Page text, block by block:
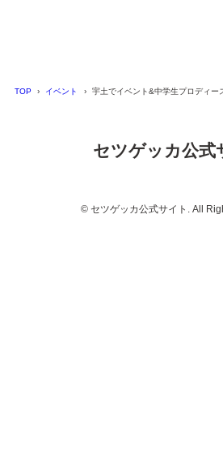
TOP イベント 宇土でイベント&中学生プロディー
セツゲッカ公式
© セツゲッカ公式サイト. All